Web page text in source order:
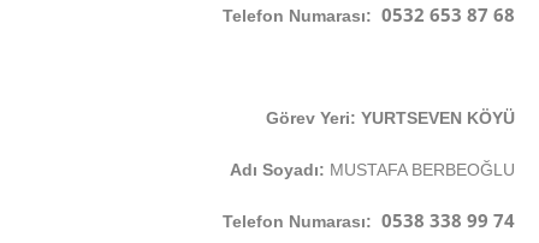
Telefon Numarası: 0532 653 87 68
Görev Yeri: YURTSEVEN KÖYÜ
Adı Soyadı: MUSTAFA BERBEOĞLU
Telefon Numarası: 0538 338 99 74